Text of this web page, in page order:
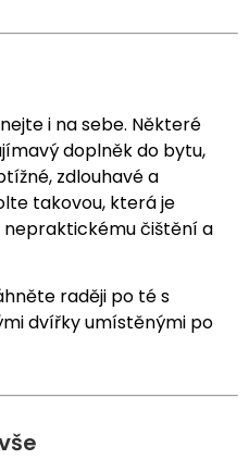
i na sebe. Některé
doplněk do bytu,
zdlouhavé a
takovou, která je
nepraktickému čištění a
raději po té s
dvířky umístěnými po